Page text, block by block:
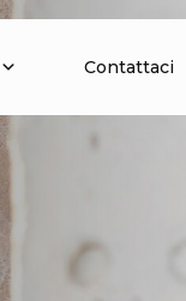
Contattaci